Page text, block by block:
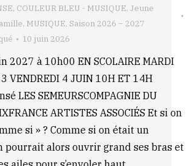
, COULEUR BLEU - MUSIQUE, Jeune
, MUSIQUE, Saison 2026 – 2027
10 juin 2026
2027 à 10h00 EN SCOLAIRE MARDI
VENDREDI 4 JUIN 10H ET 14H
LES SEMEURSCOMPAGNIE DU
ARTISTES ASSOCIÉS Et si on
si » ? Comme si on était un
pourrait alors ouvrir grand ses bras et